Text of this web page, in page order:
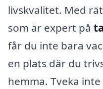
livskvalitet. Med
som är expert på
får du inte bara
en plats där du
hemma. Tveka